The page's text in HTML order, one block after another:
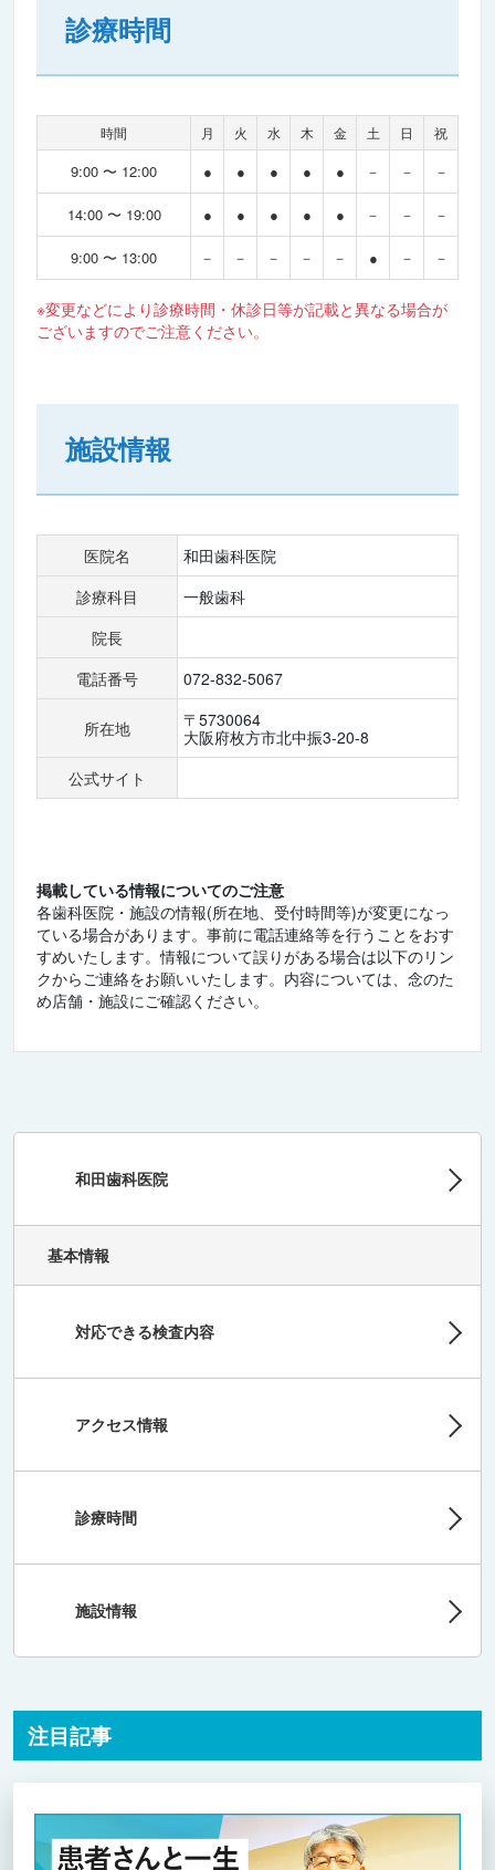
診療時間
時間 月 火 水 木 金 土 日 祝
9:00 〜 12:00 ● ● ● ● ● － － －
14:00 〜 19:00 ● ● ● ● ● － － －
9:00 〜 13:00 － － － － － ● － －
※変更などにより診療時間・休診日等が記載と異なる場合が
ございますのでご注意ください。
施設情報
医院名
和田歯科医院
診療科目
一般歯科
院長
電話番号
072-832-5067
所在地
〒5730064
大阪府枚方市北中振3-20-8
公式サイト
掲載している情報についてのご注意
各歯科医院・施設の情報(所在地、受付時間等)が変更になっ
ている場合があります。事前に電話連絡等を行うことをおす
すめいたします。情報について誤りがある場合は以下のリン
クからご連絡をお願いいたします。内容については、念のた
め店舗・施設にご確認ください。
和田歯科医院
基本情報
対応できる検査内容
アクセス情報
診療時間
施設情報
注目記事